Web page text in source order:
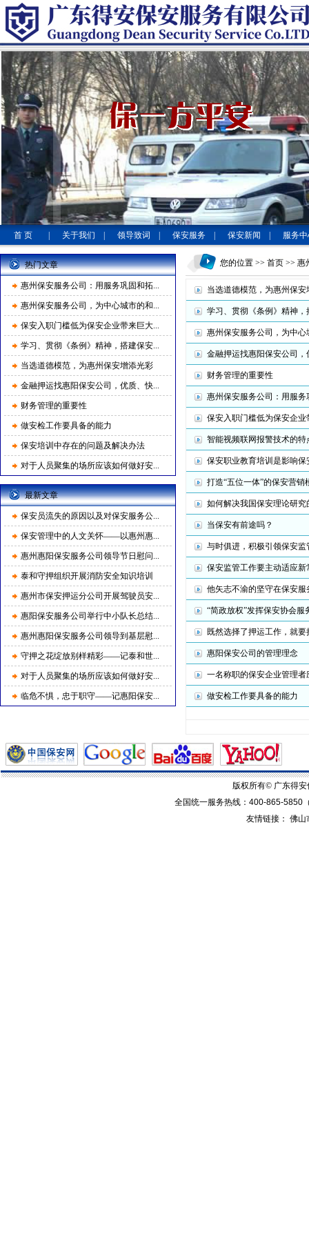
首 页 关于我们 领导致词 保安服务 保安新闻 服务
您的位置 >> 首页 >> 惠
当选道德模范，为惠州保安
学习、贯彻《条例》精神
惠州保安服务公司，为中
金融押运找惠阳保安公司
财务管理的重要性
惠州保安服务公司：用服
保安入职门槛低为保安企业
智能视频联网报警技术的特
保安职业教育培训是影响
打造“五位一体”的保安营
如何解决我国保安理论研究
当保安有前途吗？
与时俱进，积极引领保安监
保安监管工作要主动适应新
他矢志不渝的坚守在保安
“简政放权”发挥保安协会服
既然选择了押运工作，就
惠阳保安公司的管理理念
一名称职的保安企业管理者
做安检工作要具备的能力
热门文章
惠州保安服务公司：用服务巩固和拓...
惠州保安服务公司，为中心城市的和...
保安入职门槛低为保安企业带来巨大...
学习、贯彻《条例》精神，搭建保安...
当选道德模范，为惠州保安增添光彩
金融押运找惠阳保安公司，优质、快...
财务管理的重要性
做安检工作要具备的能力
保安培训中存在的问题及解决办法
对于人员聚集的场所应该如何做好安...
最新文章
保安员流失的原因以及对保安服务公...
保安管理中的人文关怀——以惠州惠...
惠州惠阳保安服务公司领导节日慰问...
泰和守押组织开展消防安全知识培训
惠州市保安押运分公司开展驾驶员安...
惠阳保安服务公司举行中小队长总结...
惠州惠阳保安服务公司领导到基层慰...
守押之花绽放别样精彩——记泰和世...
对于人员聚集的场所应该如何做好安...
临危不惧，忠于职守——记惠阳保安...
版权所有© 广东得
全国统一服务热线： 400-865-5850
友情链接： 佛山